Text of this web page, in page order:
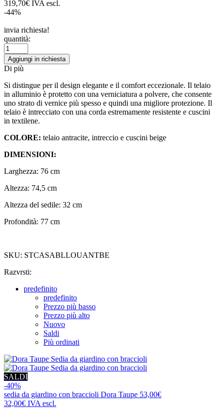
319,70€ IVA escl.
-44%
invia richiesta!
quantità:
Aggiungi in richiesta
Di più
Si distingue per il design elegante e il comfort eccezionale. Il telaio
in alluminio è protetto con una verniciatura a polvere, che consente
uno strato di vernice più spesso e quindi una migliore protezione. Il
telaio è intrecciato con una corda estremamente resistente e cuscini
in textilene.
COLORE: telaio antracite, intreccio e cuscini beige
DIMENSIONI:
Larghezza: 76 cm
Altezza: 74,5 cm
Altezza del sedile: 32 cm
Profondità: 77 cm
SKU: STCASABLLOUANTBE
Razvrsti:
predefinito
predefinito
Prezzo più basso
Prezzo più alto
Nuovo
Saldi
Più ordinati
SALDI
-40%
sedia da giardino con braccioli Dora Taupe 53,00€
32,00€ IVA escl.